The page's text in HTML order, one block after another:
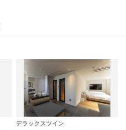
デラックスツイン